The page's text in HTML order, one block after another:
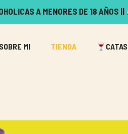
A MENORES DE 18 AÑOS ||
SOBRE MI TIENDA CATAS